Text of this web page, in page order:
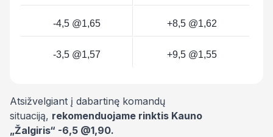
-4,5 @1,65 +8,5 @1,62
-3,5 @1,57 +9,5 @1,55
Atsižvelgiant į dabartinę komandų
situaciją, rekomenduojame rinktis Kauno
„Žalgiris“ -6,5 @1,90.